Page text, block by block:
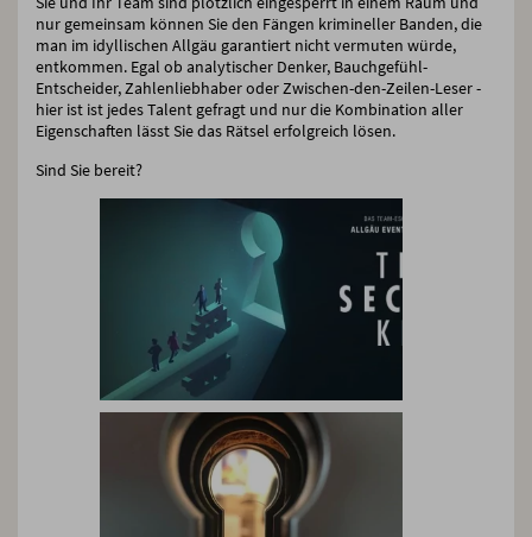
nur gemeinsam können Sie den Fängen krimineller Banden, die
man im idyllischen Allgäu garantiert nicht vermuten würde,
entkommen. Egal ob analytischer Denker, Bauchgefühl-
Entscheider, Zahlenliebhaber oder Zwischen-den-Zeilen-Leser -
hier ist ist jedes Talent gefragt und nur die Kombination aller
Eigenschaften lässt Sie das Rätsel erfolgreich lösen.
Sind Sie bereit?